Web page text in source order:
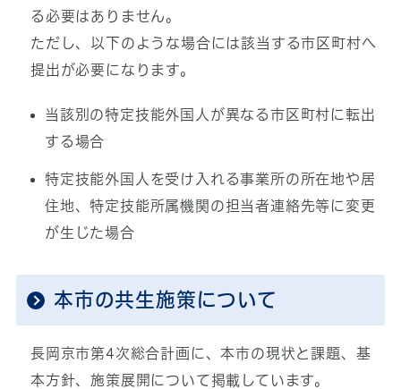
る必要はありません。
ただし、以下のような場合には該当する市区町村へ
提出が必要になります。
当該別の特定技能外国人が異なる市区町村に転出
する場合
特定技能外国人を受け入れる事業所の所在地や居
住地、特定技能所属機関の担当者連絡先等に変更
が生じた場合
本市の共生施策について
長岡京市第4次総合計画に、本市の現状と課題、基
本方針、施策展開について掲載しています。